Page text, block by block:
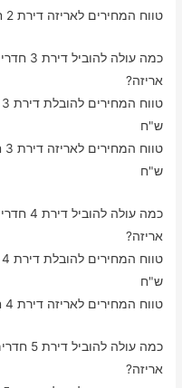
טווח המחירים לאריזה דירת 2 חדרים בשואבה – בין 550-960 ש"ח
כמה
אריזה?
ש"ח
ש"ח
כמה
אריזה?
ש"ח
טווח המחירים לאריזה דירת 4 חדרים בשואבה – בין 2780-2080 ש"ח
כמה
אריזה?